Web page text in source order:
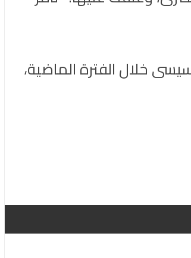
خلال الفترة الماضية،